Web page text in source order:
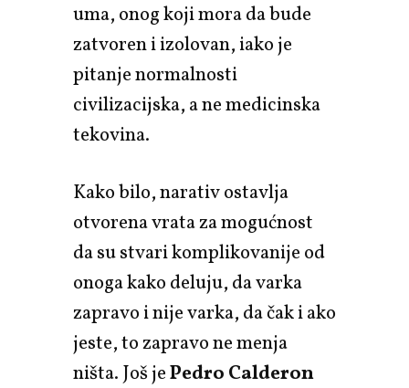
uma, onog koji mora da bude
zatvoren i izolovan, iako je
pitanje normalnosti
civilizacijska, a ne medicinska
tekovina.
Kako bilo, narativ ostavlja
otvorena vrata za mogućnost
da su stvari komplikovanije od
onoga kako deluju, da varka
zapravo i nije varka, da čak i ako
jeste, to zapravo ne menja
ništa. Još jePedro Calderon